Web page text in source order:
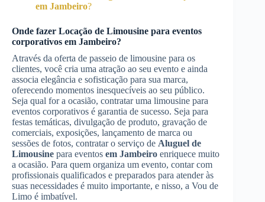
em Jambeiro?
Onde fazer Locação de Limousine para eventos
corporativos em Jambeiro?
Através da oferta de passeio de limousine para os
clientes, você cria uma atração ao seu evento e ainda
associa elegância e sofisticação para sua marca,
oferecendo momentos inesquecíveis ao seu público.
Seja qual for a ocasião, contratar uma limousine para
eventos corporativos é garantia de sucesso. Seja para
festas temáticas, divulgação de produto, gravação de
comerciais, exposições, lançamento de marca ou
sessões de fotos, contratar o serviço de Aluguel de
Limousine para eventos em Jambeiro enriquece muito
a ocasião. Para quem organiza um evento, contar com
profissionais qualificados e preparados para atender às
suas necessidades é muito importante, e nisso, a Vou de
Limo é imbatível.